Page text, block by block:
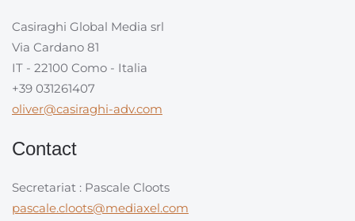
Casiraghi Global Media srl
Via Cardano 81
IT - 22100 Como - Italia
+39 031261407
oliver@casiraghi-adv.com
Contact
Secretariat : Pascale Cloots
pascale.cloots@mediaxel.com